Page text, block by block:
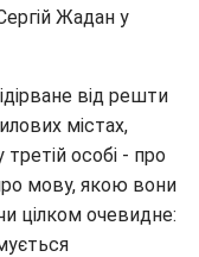
Жадан у
від решти
містах,
особі - про
мову, якою вони
цілком очевидне: